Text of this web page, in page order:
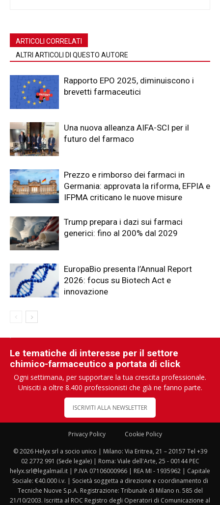
ARTICOLI CORRELATI
ALTRI ARTICOLI DI QUESTO AUTORE
Rapporto EPO 2025, diminuiscono i
brevetti farmaceutici
Una nuova alleanza AIFA-SCI per il
futuro del farmaco
Prezzo e rimborso dei farmaci in
Germania: approvata la riforma, EFPIA e
IFPMA criticano le nuove misure
Trump prepara i dazi sui farmaci
generici: fino al 200% dal 2029
EuropaBio presenta l’Annual Report
2026: focus su Biotech Act e
innovazione
Le tematiche di interesse per il settore
chimico-farmaceutico a portata di click
Ogni settimana, per supportare la tua crescita professionale.
Unisciti a oltre 8.400 professionisti che già ne fanno parte.
ISCRIVITI ALLA NEWSLETTER
Privacy Policy Cookie Policy
© 2026 Helyx srl a socio unico | Milano: Via Eritrea, 21 – 20157 Tel +39
02 2772 991 (Sede legale) | Roma: Viale dell'Arte, 25 - 00144 PEC
helyx.srl@legalmail.it | P.IVA 07106000966 | REA MI - 1935962 | Capitale
Sociale: €40.000 i.v. | Società soggetta a direzione e coordinamento di
Tecniche Nuove S.p.A. Registrazione: Tribunale di Milano n. 585 del
21/10/2003. Iscritta al ROC Registro degli Operatori di Comunicazione al